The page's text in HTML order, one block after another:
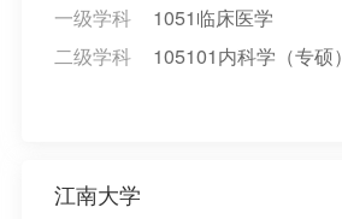
一级学科
1051临床医学
二级学科
105101内科学（专硕）
江南大学